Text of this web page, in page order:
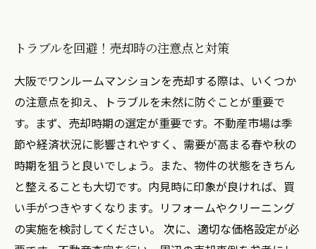
トラブルを回避！売却時の注意点と対策
大阪でワンルームマンションを売却する際は、いくつか
の注意点を抑え、トラブルを未然に防ぐことが重要で
す。まず、売却時期の選定が重要です。不動産市場は季
節や経済状況に影響されやすく、需要が高まる春や秋の
時期を狙うと良いでしょう。また、物件の状態をきちん
と整えることも大切です。内見時に印象が良ければ、買
い手がつきやすくなります。リフォームやクリーニング
の実施を検討してください。 次に、適切な価格設定が必